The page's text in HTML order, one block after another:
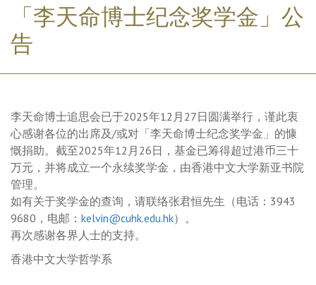
「李天命博士纪念奖学金」公
告
李天命博士追思会已于2025年12月27日圆满举行，谨此衷
心感谢各位的出席及/或对「李天命博士纪念奖学金」的慷
慨捐助。截至2025年12月26日，基金已筹得超过港币三十
万元，并将成立一个永续奖学金，由香港中文大学新亚书院
管理。
如有关于奖学金的查询，请联络张君恒先生（电话：3943
9680，电邮： kelvin@cuhk.edu.hk）。
再次感谢各界人士的支持。
香港中文大学哲学系